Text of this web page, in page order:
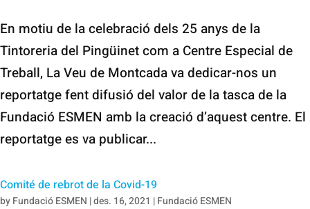
En motiu de la celebració dels 25 anys de la
Tintoreria del Pingüinet com a Centre Especial de
Treball, La Veu de Montcada va dedicar-nos un
reportatge fent difusió del valor de la tasca de la
Fundació ESMEN amb la creació d’aquest centre. El
reportatge es va publicar...
Comité de rebrot de la Covid-19
byFundació ESMEN |des. 16, 2021 |Fundació ESMEN